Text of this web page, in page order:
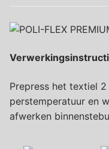
Prepress het textiel
perstemperatuur en
afwerken